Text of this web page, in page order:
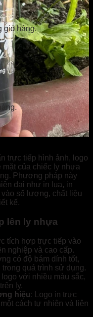
giỏ hàng.
trực tiếp hình ảnh, logo
mặt của chiếc ly nhựa
Phương pháp này
đại như in lụa, in
vào số lượng, chất liệu
kế.
lên ly nhựa
tích hợp trực tiếp vào
nghiệp và cao cấp.
có độ bám dính tốt,
quá trình sử dụng.
logo với nhiều màu sắc,
ly.
hiệu: Logo in trực
cách tự nhiên và liên